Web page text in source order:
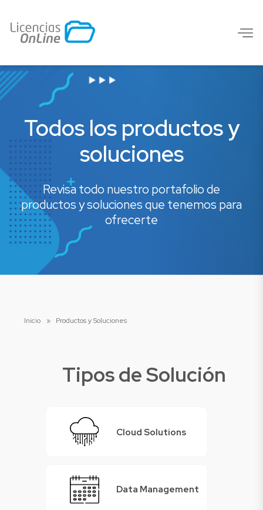
Todos los productos y
soluciones
Revisa todo nuestro portafolio de
productos y soluciones que tenemos para
ofrecerte
Inicio » Productos y Soluciones
Tipos de Solución
Cloud Solutions
Data Management